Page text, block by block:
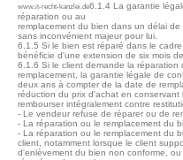
www.it-recht-kanzlei.de6.1.4 La garantie
réparation ou au
remplacement du bien dans un délai
sans inconvénient majeur pour lui.
6.1.5 Si le bien est réparé dans le
bénéficie d'une extension de six mois
6.1.6 Si le client demande la réparation
remplacement, la garantie légale de
deux ans à compter de la date de
réduction du prix d'achat en
rembourser intégralement contre
- Le vendeur refuse de réparer ou de
- La réparation ou le remplacement du
- La réparation ou le remplacement du
client, notamment lorsque le client
d'enlèvement du bien non conforme,